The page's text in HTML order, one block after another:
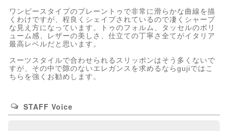
ワンピースタイプのプレーントゥで非常に滑らかな曲線を描
くわけですが、程良くシェイプされているので凄くシャープ
な見え方になっています。トゥのフォルム、タッセルのボリ
ューム感、レザーの美しさ、仕立ての丁寧さ全てがイタリア
最高レベルだと思います。
スーツスタイルで合わせられるスリッポンはそう多くないで
すが、その中で隙のないエレガンスを求めるならgujiではこ
ちらを強くお勧めします。
STAFF Voice